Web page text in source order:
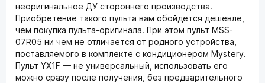
неоригинальное ДУ стороннего производства.
Приобретение такого пульта вам обойдется дешевле,
чем покупка пульта-оригинала. При этом пульт MSS-
07R05 ни чем не отличается от родного устройства,
поставляемого в комплекте с кондиционером Mystery.
Пульт YX1F — не универсальный, использовать его
можно сразу после получения, без предварительного